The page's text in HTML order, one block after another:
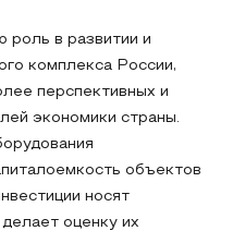
роль в развитии и
комплекса России,
перспективных и
экономики страны.
объектов
носят
оценку их